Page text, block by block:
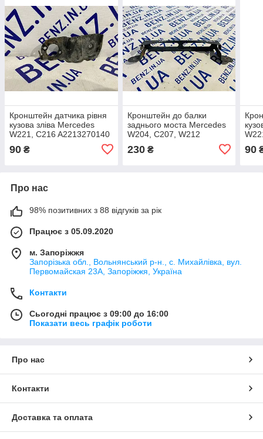
Кронштейн датчика рівня
кузова зліва Mercedes
W221, C216 A2213270140
90 ₴
Кронштейн до балки
заднього моста Mercedes
W204, C207, W212
230₴ 90
Про нас
98% позитивних з 88 відгуків за рік
Працює з 05.09.2020
м. Запоріжжя
Запорізька обл., Вольнянський р-н., с. Михайлівка, вул.
Первомайская 23А, Запоріжжя, Україна
Контакти
Сьогодні працює з 09:00 до 16:00
Показати весь графік роботи
Про нас
Контакти
Доставка та оплата